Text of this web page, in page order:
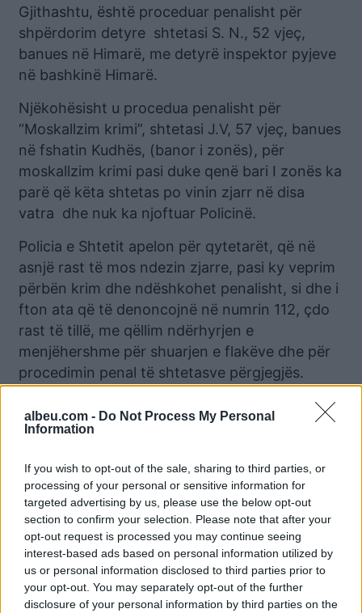
albeu.com - Do Not Process My Personal
Information
If you wish to opt-out of the sale, sharing to third parties, or
processing of your personal or sensitive information for
targeted advertising by us, please use the below opt-out
section to confirm your selection. Please note that after your
opt-out request is processed you may continue seeing
interest-based ads based on personal information utilized by
us or personal information disclosed to third parties prior to
your opt-out. You may separately opt-out of the further
disclosure of your personal information by third parties on the
Gjithashtu, është proceduar penalisht për
shpërdorim detyre shtetasi S. N., 52 vjeç,
banues në Himarë, me detyrë inspektor pyjeve
në bashkinë Himarë.
Njëkohësisht u procedua penalisht për
“Moskallzim krimi”, shtetasi J.V, 57 vjeç, banues
në fshatin Kudhës, (banor i zonës), për
moskallzim krimi pasi duke qenë bari I zonës ka
parë që këta shtetas po vinin zjarr në disa
vatra dhe nuk ka njoftuar Policinë.
Policia e Shtetit apelon për qytetarët, që në
asnjë rast të mos ndezin zjarre, pasi ky veprim
përbën krim dhe ndëshkohet penalisht, si dhe i
fton ata që të denoncojnë në numrin 112, çdo
rast të tillë, me qëllim ndërhyrjen e
menjëhershme për shuarjen e flakëve dhe për
procedimin penal të shtetasve përgjegjës.
Lajme të ngjashme:
Pronari i parcelës ia
mbathi, policia e Beratit
nxjerr inatin tek kryeplaku
dhe inspektoi i pyjeve
Ndodh në Himarë! Dy të
rinjtë kapen duke shitur
mes qytetit kokainë e
kanabis